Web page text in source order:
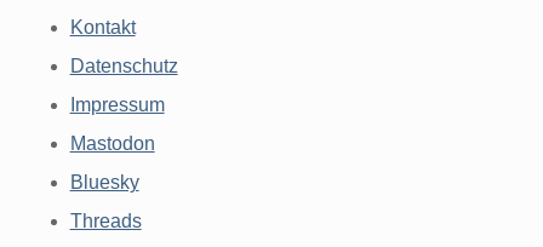
Kontakt
Datenschutz
Impressum
Mastodon
Bluesky
Threads